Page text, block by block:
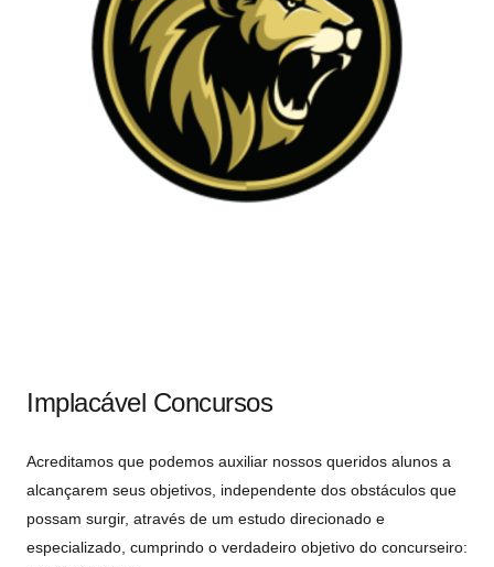
Implacável Concursos
Acreditamos que podemos auxiliar nossos queridos alunos a
alcançarem seus objetivos, independente dos obstáculos que
possam surgir, através de um estudo direcionado e
especializado, cumprindo o verdadeiro objetivo do concurseiro: